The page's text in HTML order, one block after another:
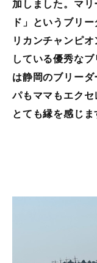
加しました。マ
ド」というブリ
リカンチャンピ
している優秀な
は静岡のブリー
パもママも エクセ
とても縁を感じま